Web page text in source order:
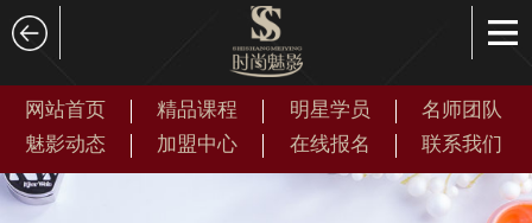
网站首页 精品课程 明星学员
名师团队
魅影动态
加盟中心 在线报名 联系我们